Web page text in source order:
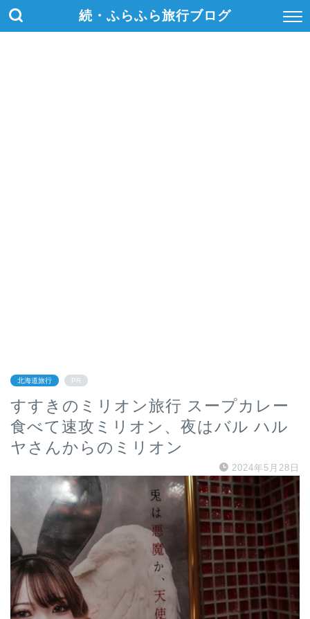
続・ふらふら旅行ブログ
北海道旅行 PR
すすきのミリオン旅行 スープカレー
食べて速攻ミリオン、夜はバル ハル
ヤさんからのミリオン
2024年5月28日